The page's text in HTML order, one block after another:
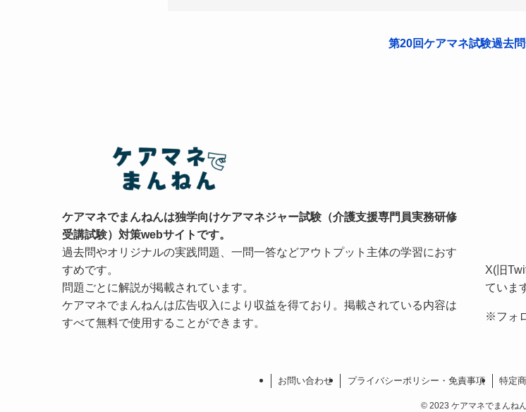
第20回ケアマネ試験過去
ケアマネでまんねんは独学向けケアマネジャー試験（介護支援専門員実務研修
受講試験）対策webサイトです。
過去問やオリジナルの実践問題、一問一答などアウトプット主体の学習におす
すめです。
問題ごとに解説が掲載されています。
ケアマネでまんねんは広告収入により収益を得ており。掲載されている内容は
すべて無料で使用することができます。
X(旧
ていま
※フォ
お問い合わせ プライバシーポリシー・免責事項 特定
©2023 ケアマネでまんねん